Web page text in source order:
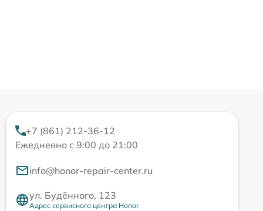
+7 (861) 212-36-12
Ежедневно с 9:00 до 21:00
info@honor-repair-center.ru
ул. Будённого, 123
Адрес сервисного центра Honor